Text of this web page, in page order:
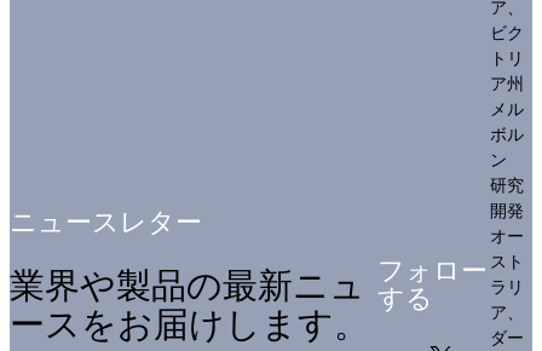
ニュースレター
業界や製品の最新ニュ
ースをお届けします。
フォロー
する
ア、
ビク
トリ
ア州
メル
ボル
ン
研究
開発
オー
スト
ラリ
ア、
ダー